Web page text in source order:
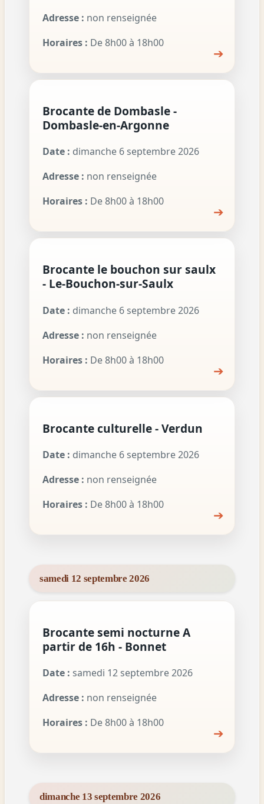
Adresse : non renseignée
Horaires : De 8h00 à 18h00
➔
Brocante de Dombasle -
Dombasle-en-Argonne
Date : dimanche 6 septembre 2026
Adresse : non renseignée
Horaires : De 8h00 à 18h00
➔
Brocante le bouchon sur saulx
- Le-Bouchon-sur-Saulx
Date : dimanche 6 septembre 2026
Adresse : non renseignée
Horaires : De 8h00 à 18h00
➔
Brocante culturelle - Verdun
Date : dimanche 6 septembre 2026
Adresse : non renseignée
Horaires : De 8h00 à 18h00
➔
samedi 12 septembre 2026
Brocante semi nocturne A
partir de 16h - Bonnet
Date : samedi 12 septembre 2026
Adresse : non renseignée
Horaires : De 8h00 à 18h00
➔
dimanche 13 septembre 2026